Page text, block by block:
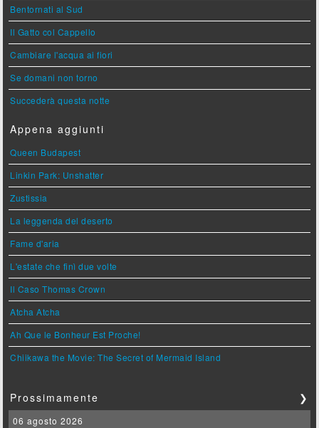
Bentornati al Sud
Il Gatto col Cappello
Cambiare l'acqua ai fiori
Se domani non torno
Succederà questa notte
Appena aggiunti
Queen Budapest
Linkin Park: Unshatter
Zustissia
La leggenda del deserto
Fame d'aria
L'estate che finì due volte
Il Caso Thomas Crown
Atcha Atcha
Ah Que le Bonheur Est Proche!
Chiikawa the Movie: The Secret of Mermaid Island
Prossimamente ❯
06 agosto 2026